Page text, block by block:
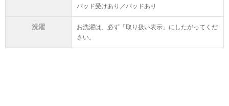
パッド受けあり／パッドあり
洗濯
お洗濯は、必ず「取り扱い表示」にしたがってくだ
さい。